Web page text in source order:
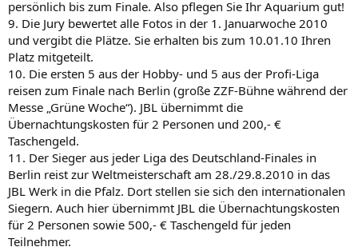
persönlich bis zum Finale. Also pflegen Sie Ihr Aquarium gut!
9. Die Jury bewertet alle Fotos in der 1. Januarwoche 2010
und vergibt die Plätze. Sie erhalten bis zum 10.01.10 Ihren
Platz mitgeteilt.
10. Die ersten 5 aus der Hobby- und 5 aus der Profi-Liga
reisen zum Finale nach Berlin (große ZZF-Bühne während der
Messe „Grüne Woche“). JBL übernimmt die
Übernachtungskosten für 2 Personen und 200,- €
Taschengeld.
11. Der Sieger aus jeder Liga des Deutschland-Finales in
Berlin reist zur Weltmeisterschaft am 28./29.8.2010 in das
JBL Werk in die Pfalz. Dort stellen sie sich den internationalen
Siegern. Auch hier übernimmt JBL die Übernachtungskosten
für 2 Personen sowie 500,- € Taschengeld für jeden
Teilnehmer.